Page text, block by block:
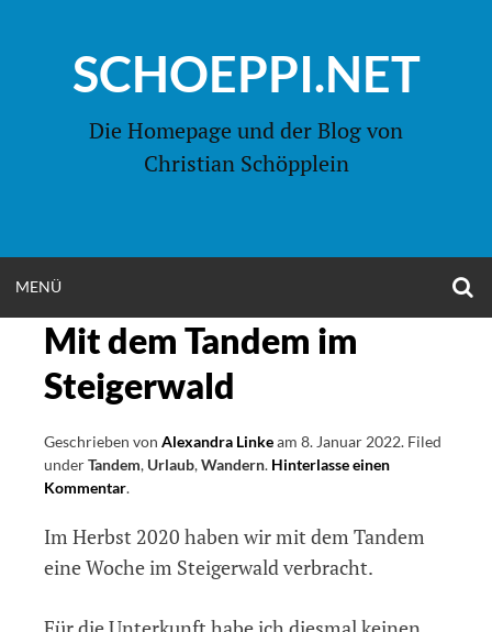
springenSCHOEPPI.NET
Die Homepage und der Blog von
Christian Schöpplein
MENÜ
MENU
Mit dem Tandem im
Steigerwald
Geschrieben von Alexandra Linkeam 8. Januar 2022. Filed
underTandem, Urlaub,Wandern. Hinterlasse einen
Kommentaron
dem
Tandem
im
.
Im Herbst 2020 haben wir mit dem Tandem
eine Woche im Steigerwald verbracht.